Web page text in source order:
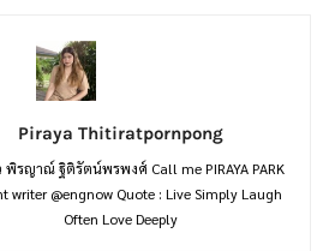
Piraya Thitiratpornpong
พิรญาณ์ ฐิติรัตน์พรพงศ์ Call me PIRAYA PARK
writer @engnow Quote : Live Simply Laugh
Often Love Deeply